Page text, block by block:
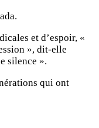
et d’espoir, «
», dit-elle
silence ».
qui ont